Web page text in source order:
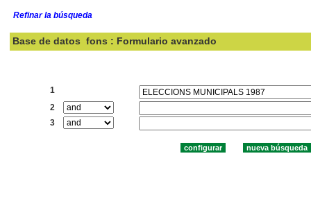
Refinar la búsqueda
Base de datos fons : Formulario avanzado
1
2
3